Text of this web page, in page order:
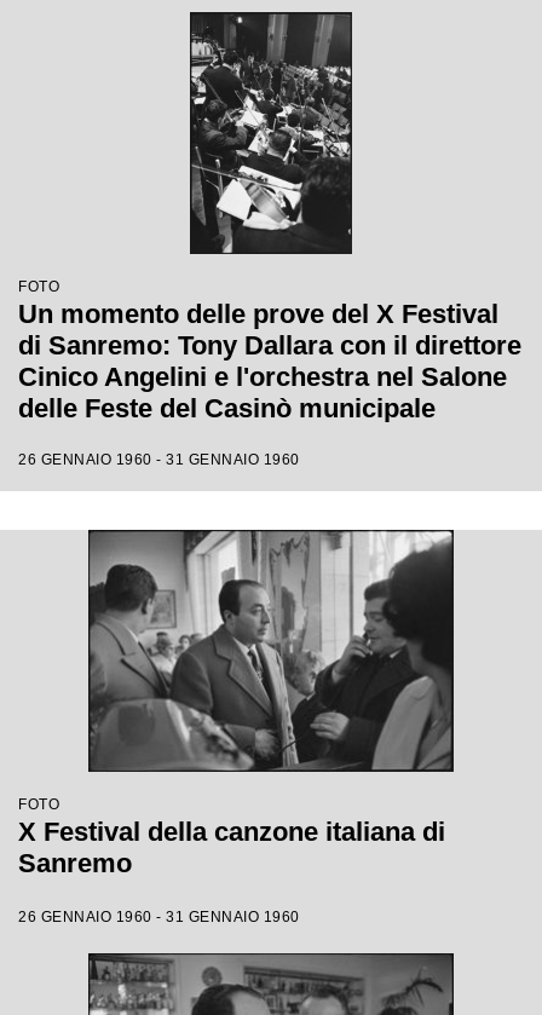
FOTO
Un momento delle prove del X Festival
di Sanremo: Tony Dallara con il direttore
Cinico Angelini e l'orchestra nel Salone
delle Feste del Casinò municipale
26 GENNAIO 1960 - 31 GENNAIO 1960
FOTO
X Festival della canzone italiana di
Sanremo
26 GENNAIO 1960 - 31 GENNAIO 1960